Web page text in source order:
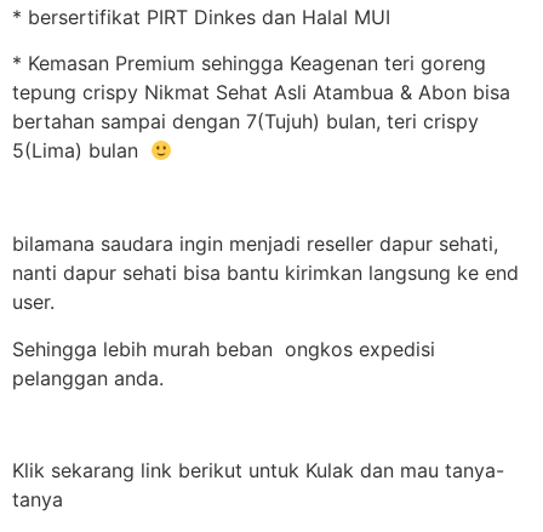
* bersertifikat PIRT Dinkes dan Halal MUI
* Kemasan Premium sehingga Keagenan teri goreng
tepung crispy Nikmat Sehat Asli Atambua & Abon bisa
bertahan sampai dengan 7(Tujuh) bulan, teri crispy
5(Lima) bulan
bilamana saudara ingin menjadi reseller dapur sehati,
nanti dapur sehati bisa bantu kirimkan langsung ke end
user.
Sehingga lebih murah beban ongkos expedisi
pelanggan anda.
Klik sekarang link berikut untuk Kulak dan mau tanya-
tanya